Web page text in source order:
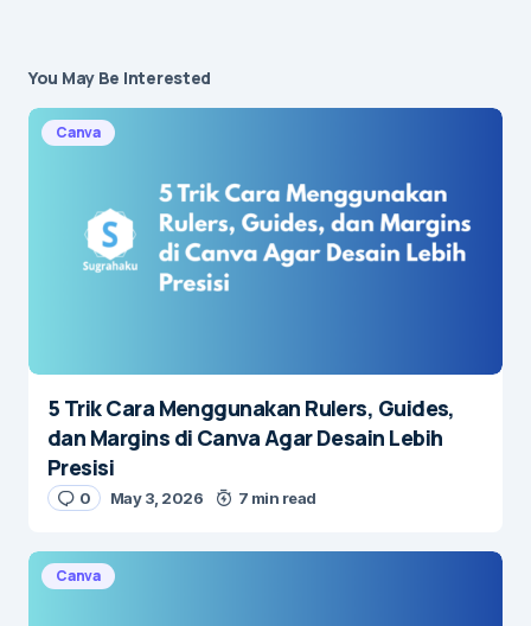
You May Be Interested
Canva
5 Trik Cara Menggunakan Rulers, Guides,
dan Margins di Canva Agar Desain Lebih
Presisi
0 May 3, 2026 7 min read
Canva